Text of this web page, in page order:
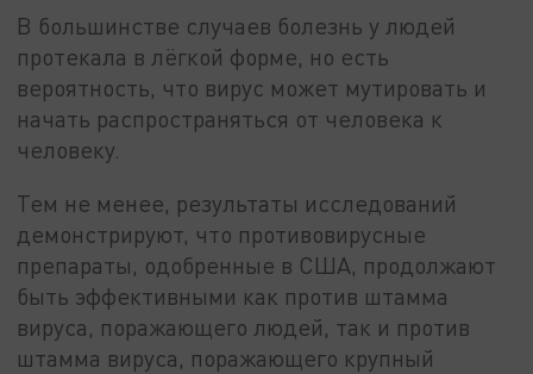
В большинстве случаев болезнь у людей
протекала в лёгкой форме, но есть
вероятность, что вирус может мутировать и
начать распространяться от человека к
человеку.
Тем не менее, результаты исследований
демонстрируют, что противовирусные
препараты, одобренные в США, продолжают
быть эффективными как против штамма
вируса, поражающего людей, так и против
штамма вируса, поражающего крупный